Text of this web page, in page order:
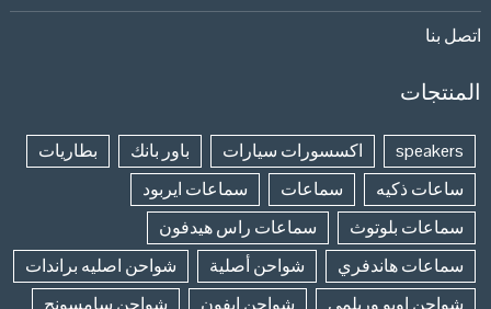
اتصل بنا
المنتجات
speakers اكسسورات سيارات باور بانك
بطاريات
ساعات ذكيه
سماعات
سماعات ايربود
سماعات بلوتوث
سماعات راس هيدفون
سماعات هاندفري
شواحن أصلية
شواحن اصليه براندات